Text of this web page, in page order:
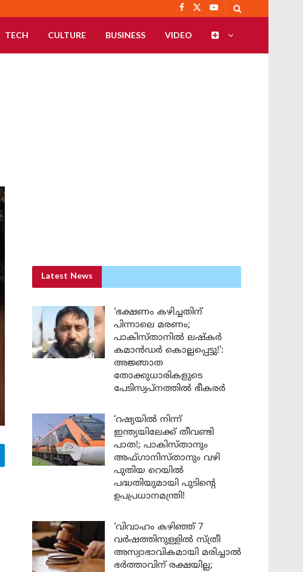
TECH CULTURE BUSINESS VIDEO
Latest News
‘ഭക്ഷണം കഴിച്ചതിന്
പിന്നാലെ മരണം;
പാകിസ്താനിൽ ലഷ്കർ
കമാൻഡർ കൊല്ലപ്പെട്ടു!’:
അജ്ഞാത
തോക്കുധാരികളുടെ
പേടിസ്വപ്നത്തിൽ ഭീകരർ
‘റഷ്യയിൽ നിന്ന്
ഇന്ത്യയിലേക്ക് തീവണ്ടി
പാത!; പാകിസ്താനും
അഫ്ഗാനിസ്താനും വഴി
പുതിയ റെയിൽ
പദ്ധതിയുമായി പുടിന്റെ
ഉപപ്രധാനമന്ത്രി!
‘വിവാഹം കഴിഞ്ഞ് 7
വർഷത്തിനുള്ളിൽ സ്ത്രീ
അസ്വാഭാവികമായി മരിച്ചാൽ
ഭർത്താവിന് രക്ഷയില്ല;